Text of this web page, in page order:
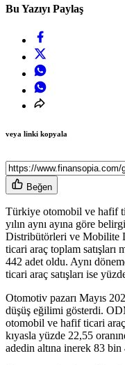
Bu Yazıyı Paylaş
veya linki kopyala
Beğen
Türkiye otomobil ve hafif
yılın aynı ayına göre
Distribütörleri ve Mobilite
ticari araç toplam satışları
442 adet oldu. Aynı
ticari araç satışları ise
Otomotiv pazarı Mayıs
düşüş eğilimi gösterdi.
otomobil ve hafif ticari araç
kıyasla yüzde 22,55
adedin altına inerek 83